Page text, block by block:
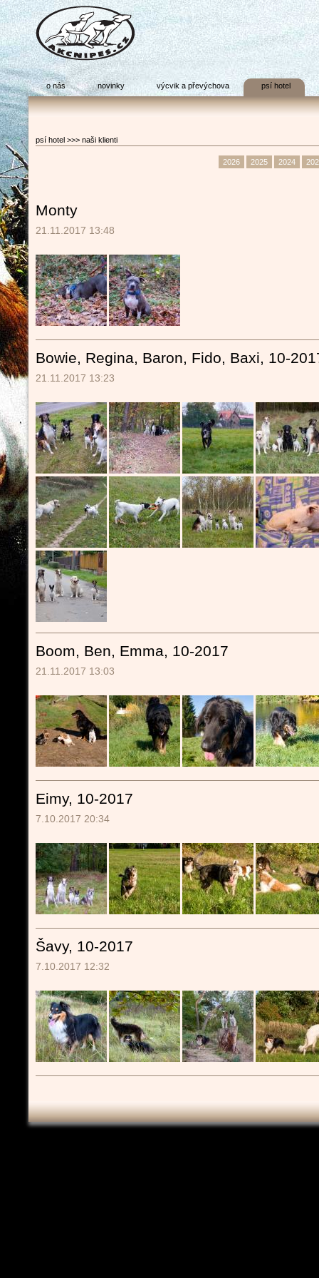
o nás novinky výcvik a převýchova psí hotel
psí hotel >>> naši klienti
2026 2025 2024
Monty
21.11.2017 13:48
Bowie, Regina, Baron, Fido, Baxi, 10-
21.11.2017 13:23
Boom, Ben, Emma, 10-2017
21.11.2017 13:03
Eimy, 10-2017
7.10.2017 20:34
Šavy, 10-2017
7.10.2017 12:32